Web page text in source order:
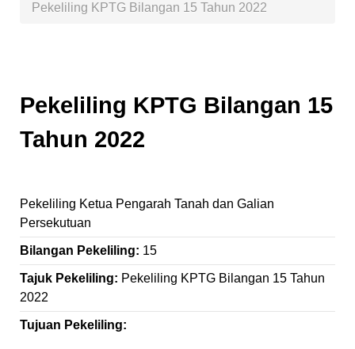
Pekeliling KPTG Bilangan 15 Tahun 2022
Pekeliling KPTG Bilangan 15
Tahun 2022
Pekeliling Ketua Pengarah Tanah dan Galian
Persekutuan
Bilangan Pekeliling: 15
Tajuk Pekeliling: Pekeliling KPTG Bilangan 15 Tahun
2022
Tujuan Pekeliling: